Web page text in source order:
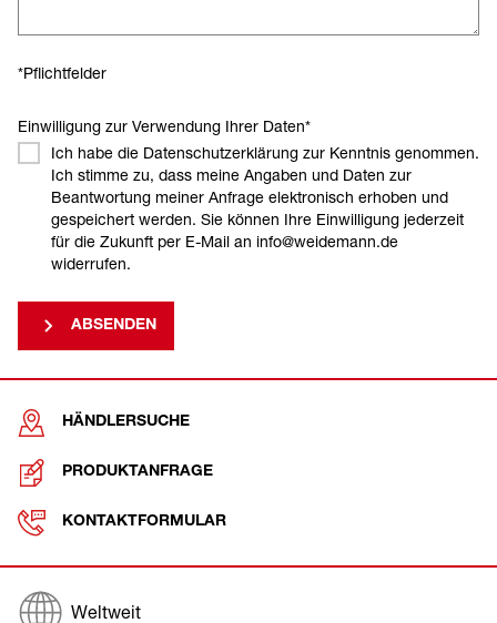
*Pflichtfelder
Einwilligung zur Verwendung Ihrer Daten*
Ich habe die Datenschutzerklärung zur Kenntnis genommen.
Ich stimme zu, dass meine Angaben und Daten zur
Beantwortung meiner Anfrage elektronisch erhoben und
gespeichert werden. Sie können Ihre Einwilligung jederzeit
für die Zukunft per E-Mail an info@weidemann.de
widerrufen.
ABSENDEN
HÄNDLERSUCHE
PRODUKTANFRAGE
KONTAKTFORMULAR
Weltweit